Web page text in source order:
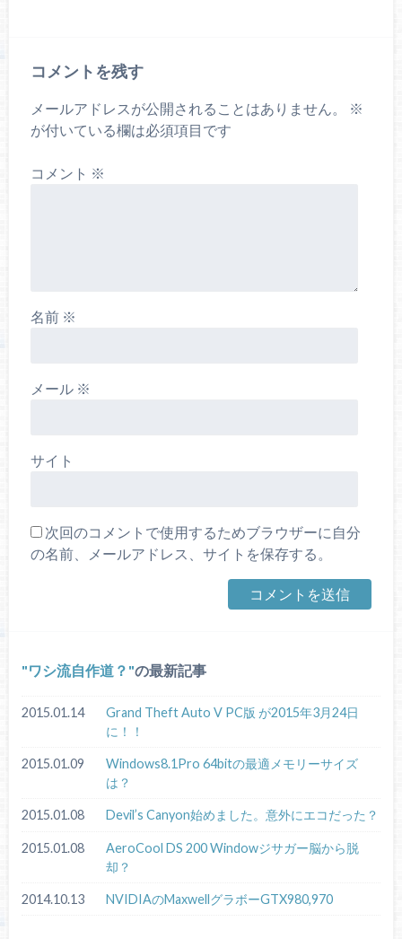
コメントを残す
メールアドレスが公開されることはありません。
※
が付いている欄は必須項目です
コメント ※
名前 ※
メール ※
サイト
次回のコメントで使用するためブラウザーに自分
の名前、メールアドレス、サイトを保存する。
ワシ流自作道？ の最新記事
2015.01.14
Grand Theft Auto V PC版 が2015年3月24日
に！！
2015.01.09
Windows8.1Pro 64bitの最適メモリーサイズ
は？
2015.01.08 Devil’s Canyon始めました。意外にエコだった？
2015.01.08
AeroCool DS 200 Windowジサガー脳から脱
却？
2014.10.13 NVIDIAのMaxwellグラボーGTX980,970